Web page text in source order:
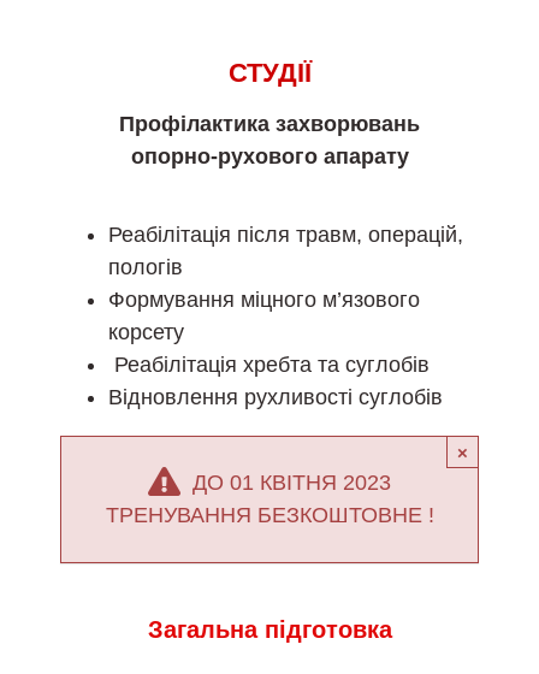
СТУДІЇ
Профілактика захворювань
опорно-рухового апарату
Реабілітація після травм, операцій,
пологів
Формування міцного м’язового
корсету
Реабілітація хребта та суглобів
Відновлення рухливості суглобів
×
ДО 01 КВІТНЯ 2023
ТРЕНУВАННЯ БЕЗКОШТОВНЕ !
Загальна підготовка